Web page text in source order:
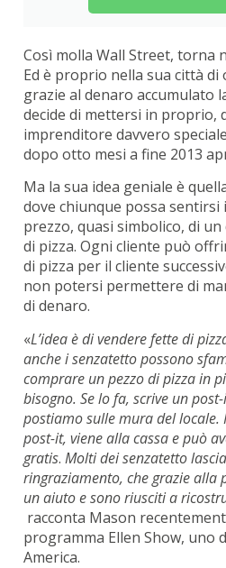
Così molla Wall Street, torna
Ed è proprio nella sua città di
grazie al denaro accumulato
decide di mettersi in proprio,
imprenditore davvero
dopo otto mesi a fine 2013
Ma la sua idea geniale è
dove chiunque possa sentirsi
prezzo, quasi simbolico, di
di pizza. Ogni cliente può
di pizza per il cliente
non potersi permettere di
di denaro.
«L’idea è di vendere fette di
anche i senzatetto possono
comprare un pezzo di pizza in
bisogno. Se lo fa, scrive un
postiamo sulle mura del locale.
post-it, viene alla cassa e può
gratis. Molti dei senzatetto
ringraziamento, che grazie alla
un aiuto e sono riusciti a
racconta Mason
programma Ellen Show, uno
America.